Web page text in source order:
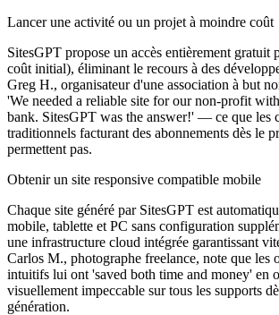
Lancer une activité ou un projet à moindre coût
SitesGPT propose un accès entièrement gratuit
coût initial), éliminant le recours à des
Greg H., organisateur d'une association à but
'We needed a reliable site for our non-profit
bank. SitesGPT was the answer!' — ce que les
traditionnels facturant des abonnements dès le
permettent pas.
Obtenir un site responsive compatible mobile
Chaque site généré par SitesGPT est
mobile, tablette et PC sans configuration
une infrastructure cloud intégrée garantissant
Carlos M., photographe freelance, note que les
intuitifs lui ont 'saved both time and money' en
visuellement impeccable sur tous les supports
génération.